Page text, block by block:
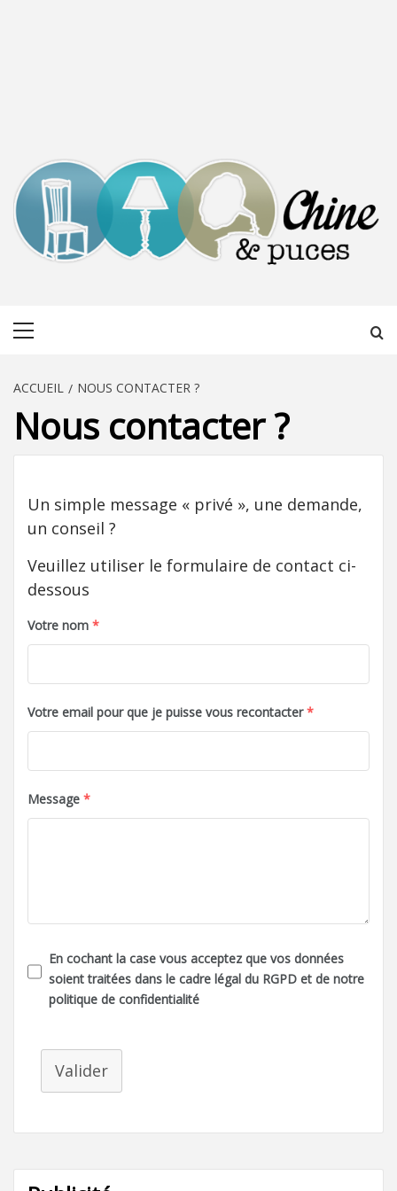
ACCUEIL NOUS CONTACTER ?
Nous contacter ?
Un simple message « privé », une demande,
un conseil ?
Veuillez utiliser le formulaire de contact ci-
dessous
Votre nom *
Votre email pour que je puisse vous recontacter *
Message *
En cochant la case vous acceptez que vos données
soient traitées dans le cadre légal du RGPD et de notre
politique de confidentialité
Valider